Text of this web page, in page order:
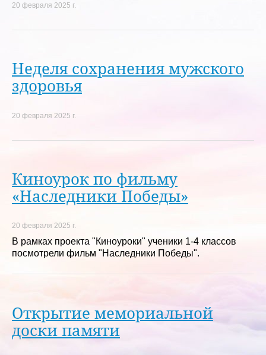
20 февраля 2025 г.
Неделя сохранения мужского
здоровья
20 февраля 2025 г.
Киноурок по фильму
«Наследники Победы»
20 февраля 2025 г.
В рамках проекта "Киноуроки" ученики 1-4 классов
посмотрели фильм "Наследники Победы".
Открытие мемориальной
доски памяти